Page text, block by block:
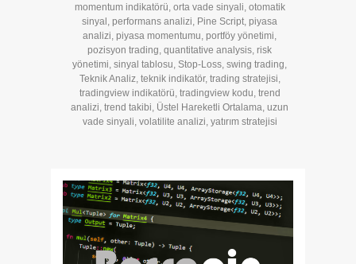
momentum indikatörü, orta vade sinyali, otomatik
sinyal , performans analizi, Pine Script, piyasa
analizi, piyasa momentumu, portföy yönetimi,
pozisyon trading, quantitative analysis, risk
yönetimi, sinyal tablosu, Stop-Loss, swing trading,
Teknik Analiz, teknik indikatör, trading stratejisi,
tradingview indikatörü, tradingview kodu, trend
analizi, trend takibi, Üstel Hareketli Ortalama, uzun
vade sinyali, volatilite analizi, yatırım stratejisi